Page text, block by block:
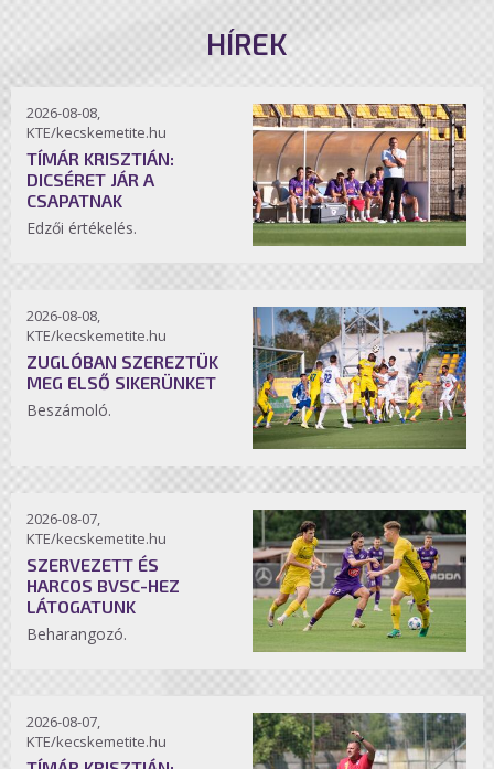
HÍREK
2026-08-08,
KTE/kecskemetite.hu
TÍMÁR KRISZTIÁN:
DICSÉRET JÁR A
CSAPATNAK
Edzői értékelés.
2026-08-08,
KTE/kecskemetite.hu
ZUGLÓBAN SZEREZTÜK
MEG ELSŐ SIKERÜNKET
Beszámoló.
2026-08-07,
KTE/kecskemetite.hu
SZERVEZETT ÉS
HARCOS BVSC-HEZ
LÁTOGATUNK
Beharangozó.
2026-08-07,
KTE/kecskemetite.hu